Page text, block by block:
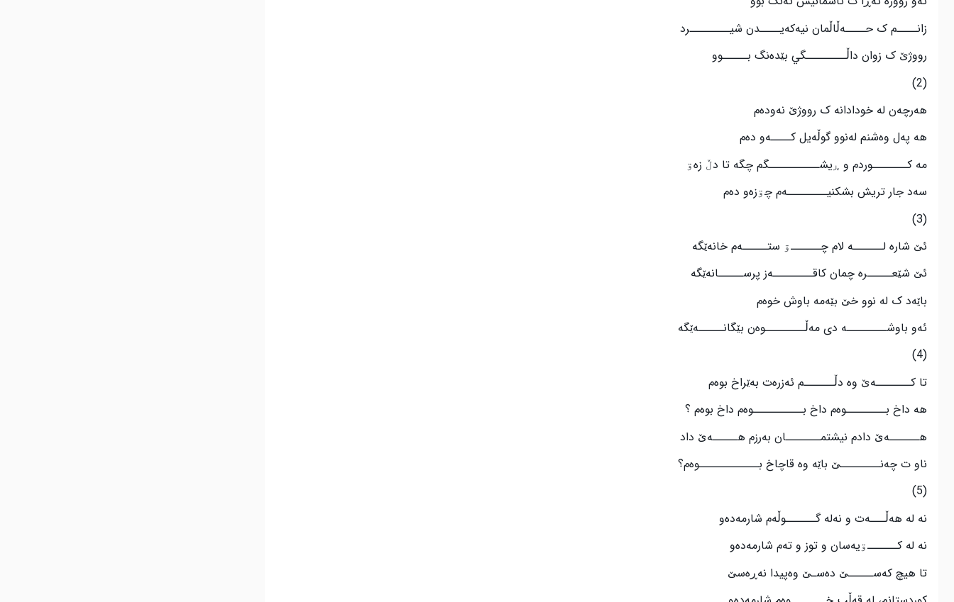
زانــــم ک حــــەڵاڵمان نیە­كەيــــدن شيــــــــرد
رووژێ ک زوان داڵــــــــگي بێ­دە­نگ بـــــوو
(2)
هەرچەن له خودادانه ک رووژێ نە­ودەم
هه پەل وەشنم لەنوو گوڵەيل كــــە­و دەم
مه كـــــــوردم و ڕيشــــــــــگم چگه تا دڵ زەۊ
سه‌د جار تريش بشكنيــــــــە‌م چۊزەو دەم
(3)
ئێ شاره لــــــه لام چــــــۊ ستـــــەم خانەێگه
ئێ شێعـــــره چمان كاقــــــــەز پرســـــانەێگه
باێە­د ک له نوو خێ بێەمه باوش خوە­م
ئەو باوشــــــــه دی مەڵــــــــوەن بێگانـــــەێگه
(4)
تا كـــــــەێ وه دڵــــــم ئە­زرەت بە­ێراخ بوەم
هه­ داخ بــــــــوەم داخ بــــــــــوەم داخ بوەم ؟
هــــــەێ دادم نيشتمـــــــان بەرزم هـــــەێ داد
ناو ت چەنــــــــێ باێه وه قاچاخ بــــــــــــوەم؟
(5)
نه له هەڵـــەت و نەلە گــــــوڵەم شارمەدەو
نه له كــــــۊیەسان و توز و تەم شارمەدە‌و
تا هيچ كەســـــێ دە‌­سـێ وەپيدا نەڕەسێ